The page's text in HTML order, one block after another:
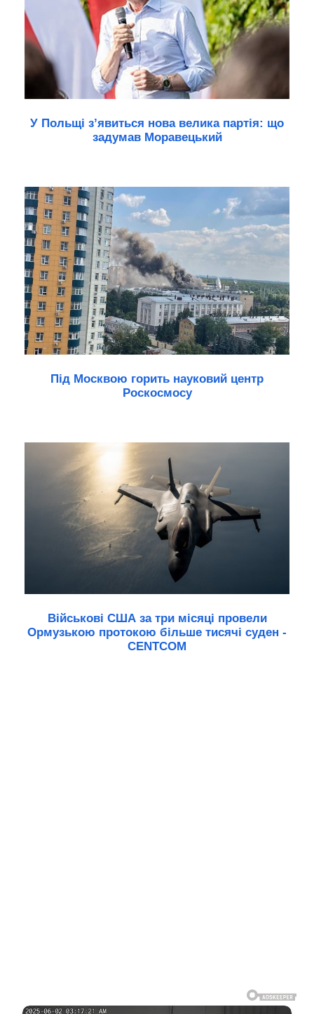
У Польщі з’явиться нова велика партія: що
задумав Моравецький
Під Москвою горить науковий центр
Роскосмосу
Військові США за три місяці провели
Ормузькою протокою більше тисячі суден -
CENTCOM